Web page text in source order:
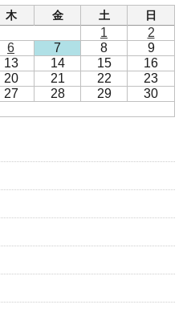
木 金 土 日
1
2
6 7 8
9
13 14 15
16
20 21 22
23
27 28 29
30